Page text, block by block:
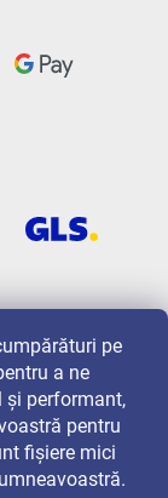
pe
a ne
și performant,
pentru
fișiere mici
pe: